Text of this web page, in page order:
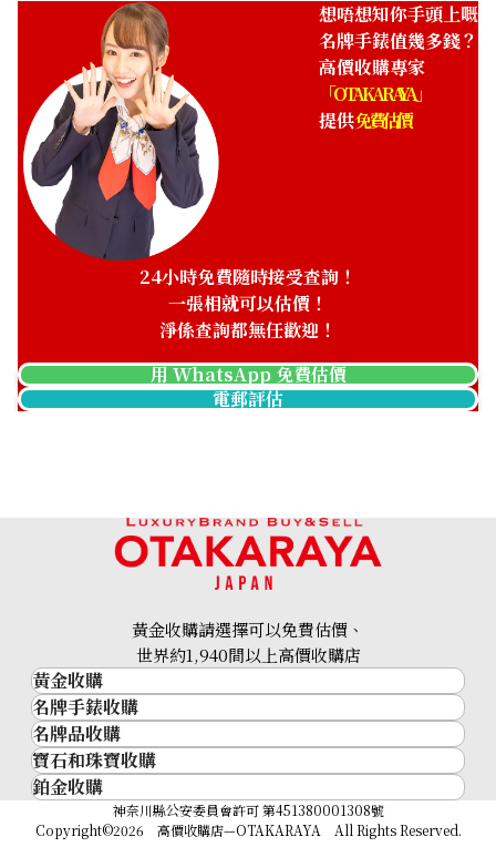
Longines 15 SS Manual
Winding Black
參考回收價
收購日期: 2022年10月
HKD 18,955.18
收購日期: 2022年10月
Longines WG Manual
HKD 22,679.18
收購日期: 2022年7月
Longines YG Manual
Winding Ivory
參考回收價
HKD 27,255.43
想唔想知你手頭上嘅
名牌手錶值幾多錢？
高價收購專家
「OTAKARAYA」
提供免費估價
24小時免費隨時接受查詢！
一張相就可以估價！
淨係查詢都無任歡迎！
用 WhatsApp 免費估價
電郵評估
黃金收購請選擇可以免費估價、
世界約1,940間以上高價收購店
黃金收購
黃金･金條
金條
金幣及銀幣
過去十年黃金價格
金飾
名牌手錶收購
名牌手錶收購
勞力士 (Rolex)
Patek Philippe
Audemars Piguet
名牌品收購
名牌品收購
HERMES
LOUIS VUITTON
寶石和珠寶收購
寶石和珠寶
鉑金收購
神奈川縣公安委員會許可 第451380001308號
Copyright©2026 高價收購店—OTAKARAYA All Rights Reserved.